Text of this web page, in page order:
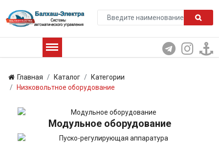
Главная Каталог
Категории
Низковольтное оборудование
Модульное оборудование